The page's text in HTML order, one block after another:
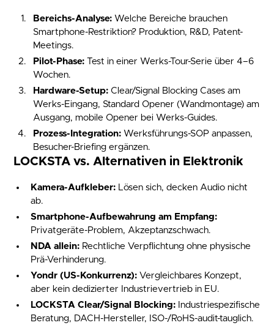
Bereichs-Analyse: Welche Bereiche brauchen
Smartphone-Restriktion? Produktion, R&D, Patent-
Meetings.
Pilot-Phase: Test in einer Werks-Tour-Serie über 4–6
Wochen.
Hardware-Setup: Clear/Signal Blocking Cases am
Werks-Eingang, Standard Opener (Wandmontage) am
Ausgang, mobile Opener bei Werks-Guides.
Prozess-Integration: Werksführungs-SOP anpassen,
Besucher-Briefing ergänzen.
LOCKSTA vs. Alternativen in Elektronik
Kamera-Aufkleber: Lösen sich, decken Audio nicht
ab.
Smartphone-Aufbewahrung am Empfang:
Privatgeräte-Problem, Akzeptanzschwach.
NDA allein: Rechtliche Verpflichtung ohne physische
Prä-Verhinderung.
Yondr (US-Konkurrenz): Vergleichbares Konzept,
aber kein dedizierter Industrievertrieb in EU.
LOCKSTA Clear/Signal Blocking: Industriespezifische
Beratung, DACH-Hersteller, ISO-/RoHS-audit-tauglich.